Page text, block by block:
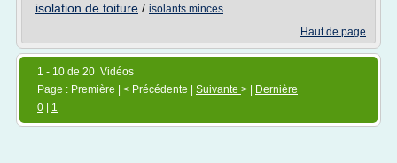
isolation de toiture / isolants minces
Haut de page
1 - 10 de 20 Vidéos
Page : Première | < Précédente | Suivante > |
Dernière
0
1